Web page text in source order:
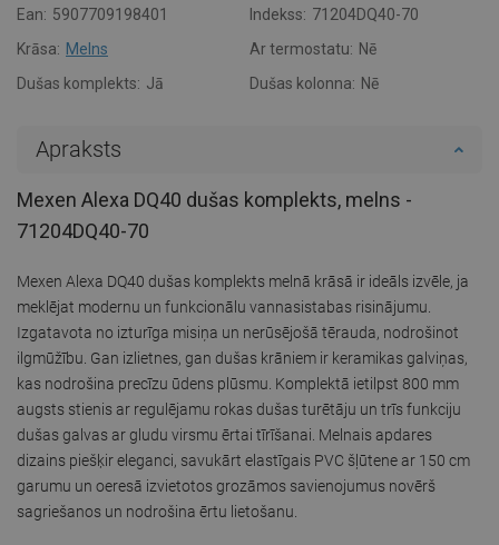
Ean: 5907709198401 Indekss: 71204DQ40-70
Krāsa: Melns Ar termostatu: Nē
Dušas komplekts: Jā Dušas kolonna: Nē
Apraksts
Mexen Alexa DQ40 dušas komplekts, melns -
71204DQ40-70
Mexen Alexa DQ40 dušas komplekts melnā krāsā ir ideāls izvēle, ja
meklējat modernu un funkcionālu vannasistabas risinājumu.
Izgatavota no izturīga misiņa un nerūsējošā tērauda, nodrošinot
ilgmūžību. Gan izlietnes, gan dušas krāniem ir keramikas galviņas,
kas nodrošina precīzu ūdens plūsmu. Komplektā ietilpst 800 mm
augsts stienis ar regulējamu rokas dušas turētāju un trīs funkciju
dušas galvas ar gludu virsmu ērtai tīrīšanai. Melnais apdares
dizains piešķir eleganci, savukārt elastīgais PVC šļūtene ar 150 cm
garumu un oeresā izvietotos grozāmos savienojumus novērš
sagriešanos un nodrošina ērtu lietošanu.